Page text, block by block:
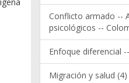
Conflicto armado --
psicológicos --
Enfoque diferencial
Migración y salud (4)